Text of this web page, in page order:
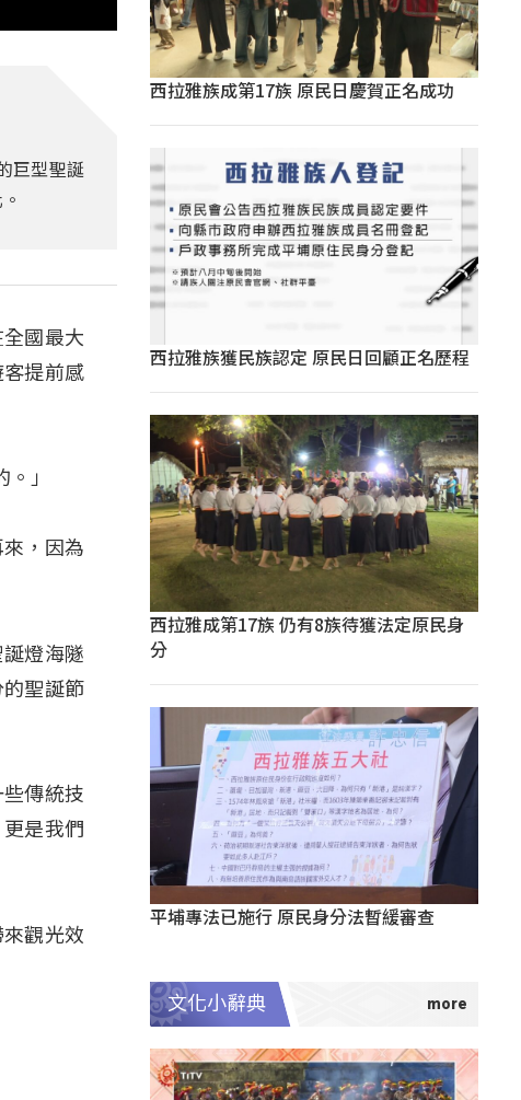
巨型聖誕
國最大
提前感
」
，因為
燈海隧
聖誕節
傳統技
是我們
觀光效
西拉雅族成第17族 原民日慶賀正名成功
西拉雅族獲民族認定 原民日回顧正名歷程
西拉雅成第17族 仍有8族待獲法定原民身
分
平埔專法已施行 原民身分法暫緩審查
文化小辭典